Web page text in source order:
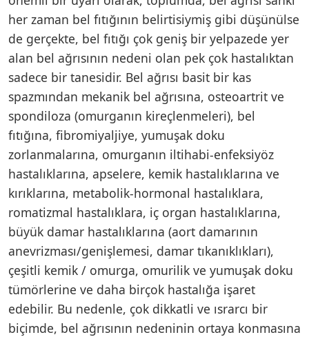
her zaman bel fıtığının belirtisiymiş gibi düşünülse
de gerçekte, bel fıtığı çok geniş bir yelpazede yer
alan bel ağrısının nedeni olan pek çok hastalıktan
sadece bir tanesidir. Bel ağrısı basit bir kas
spazmından mekanik bel ağrısına, osteoartrit ve
spondiloza (omurganın kireçlenmeleri), bel
fıtığına, fibromiyaljiye, yumuşak doku
zorlanmalarına, omurganın iltihabi-enfeksiyöz
hastalıklarına, apselere, kemik hastalıklarına ve
kırıklarına, metabolik-hormonal hastalıklara,
romatizmal hastalıklara, iç organ hastalıklarına,
büyük damar hastalıklarına (aort damarının
anevrizması/genişlemesi, damar tıkanıklıkları),
çeşitli kemik / omurga, omurilik ve yumuşak doku
tümörlerine ve daha birçok hastalığa işaret
edebilir. Bu nedenle, çok dikkatli ve ısrarcı bir
biçimde, bel ağrısının nedeninin ortaya konmasına